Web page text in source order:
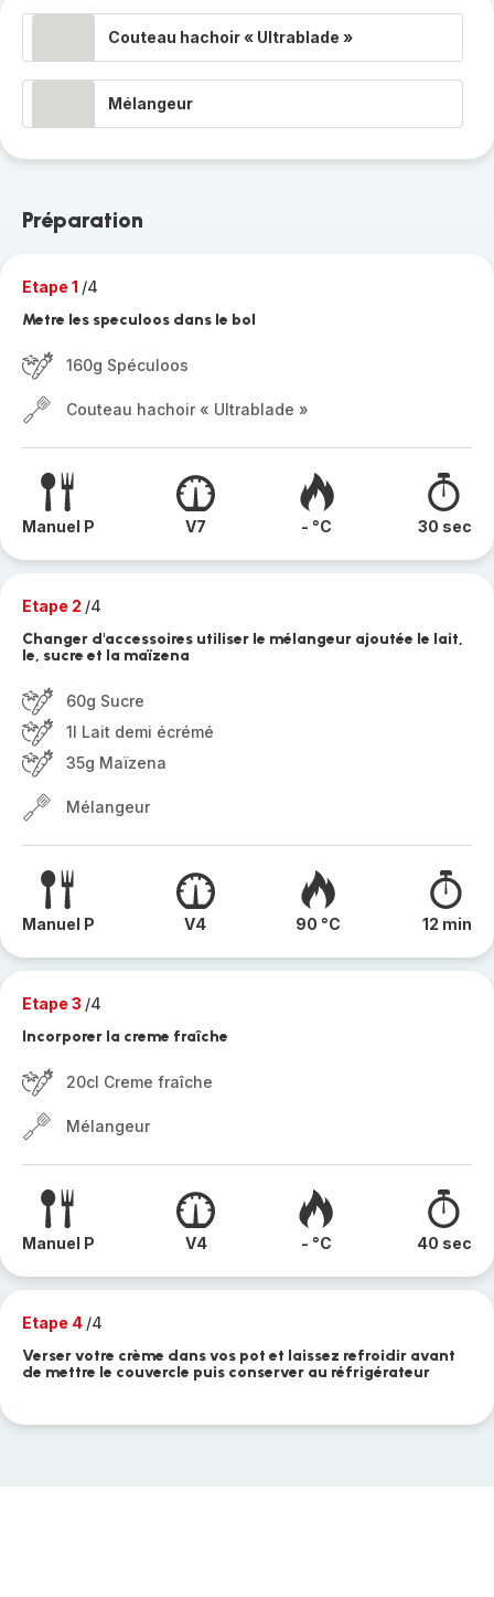
Couteau hachoir « Ultrablade »
Mélangeur
Préparation
Etape 1 /4
Metre les speculoos dans le bol
160g Spéculoos
Couteau hachoir « Ultrablade »
Manuel P V7 - °C 30 sec
Etape 2 /4
Changer d'accessoires utiliser le mélangeur ajoutée le lait,
le, sucre et la maïzena
60g Sucre
1l Lait demi écrémé
35g Maïzena
Mélangeur
Manuel P V4 90 °C 12 min
Etape 3 /4
Incorporer la creme fraîche
20cl Creme fraîche
Mélangeur
Manuel P V4 - °C 40 sec
Etape 4 /4
Verser votre crème dans vos pot et laissez refroidir avant
de mettre le couvercle puis conserver au réfrigérateur